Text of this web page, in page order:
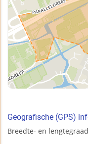
Geografische (GPS)
Breedte- en